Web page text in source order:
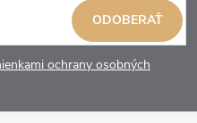
ochrany osobných
ODOBERAŤ